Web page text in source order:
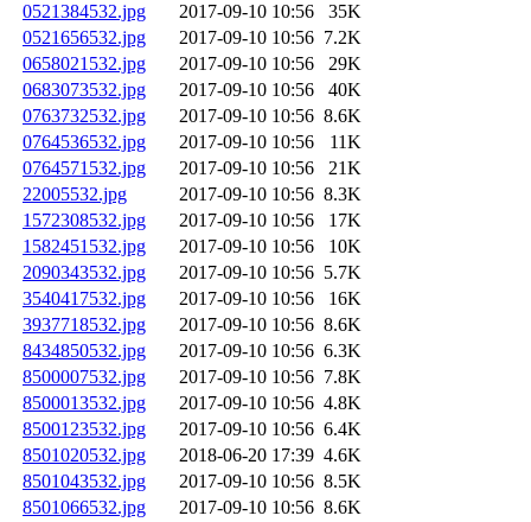
0521384532.jpg
2017-09-10 10:56
35K
0521656532.jpg
2017-09-10 10:56 7.2K
0658021532.jpg
2017-09-10 10:56
29K
0683073532.jpg
2017-09-10 10:56
40K
0763732532.jpg
2017-09-10 10:56 8.6K
0764536532.jpg
2017-09-10 10:56
11K
0764571532.jpg
2017-09-10 10:56
21K
22005532.jpg
2017-09-10 10:56 8.3K
1572308532.jpg
2017-09-10 10:56
17K
1582451532.jpg
2017-09-10 10:56
10K
2090343532.jpg
2017-09-10 10:56 5.7K
3540417532.jpg
2017-09-10 10:56
16K
3937718532.jpg
2017-09-10 10:56 8.6K
8434850532.jpg
2017-09-10 10:56 6.3K
8500007532.jpg
2017-09-10 10:56 7.8K
8500013532.jpg
2017-09-10 10:56 4.8K
8500123532.jpg
2017-09-10 10:56 6.4K
8501020532.jpg
2018-06-20 17:39 4.6K
8501043532.jpg
2017-09-10 10:56 8.5K
8501066532.jpg
2017-09-10 10:56 8.6K